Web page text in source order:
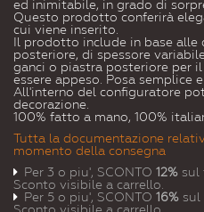
ed inimitabile, in grado di
Questo prodotto conferirà
cui viene inserito.
Il prodotto include in base
posteriore, di spessore
ganci o piastra posteriore per
essere appeso. Posa semplice
All'interno del configuratore
decorazione.
100% fatto a mano, 100%
Tutta la documentazione
momento della consegna
Per 3 o piu', SCONTO 12% sul
Sconto visibile a carrello.
Per 5 o piu', SCONTO 16% sul